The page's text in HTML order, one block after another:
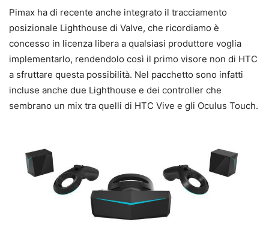
Pimax ha di recente anche integrato il tracciamento
posizionale Lighthouse di Valve, che ricordiamo è
concesso in licenza libera a qualsiasi produttore voglia
implementarlo, rendendolo così il primo visore non di HTC
a sfruttare questa possibilità. Nel pacchetto sono infatti
incluse anche due Lighthouse e dei controller che
sembrano un mix tra quelli di HTC Vive e gli Oculus Touch.